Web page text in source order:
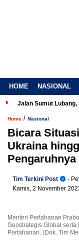
HOME NASIONAL
Jalan Sumut
Home / Nasional
Bicara
Ukraina
Tim Terkini Post
-
Kamis, 2 November
Menteri Pertahanan
Geostrategis Global
Pertahanan. (Dok. Tim